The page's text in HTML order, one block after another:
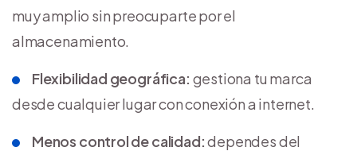
muy amplio sin preocuparte por el
almacenamiento.
Flexibilidad geográfica: gestiona tu marca
desde cualquier lugar con conexión a internet.
Menos control de calidad:dependes del